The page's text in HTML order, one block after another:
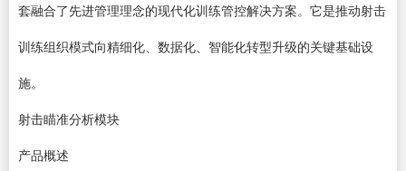
套融合了先进管理理念的现代化训练管控解决方案。它是推动射击
训练组织模式向精细化、数据化、智能化转型升级的关键基础设
施。
射击瞄准分析模块
产品概述